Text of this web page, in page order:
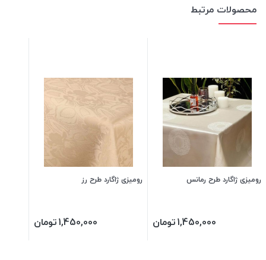
محصولات مرتبط
رومیزی ژاگارد طرح رمانس
1,450,000تومان
رومیزی ژاگارد طرح رز
1,450,000تومان